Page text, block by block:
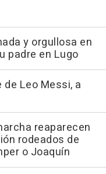
y orgullosa en
padre en Lugo
Leo Messi, a
reaparecen
rodeados de
o Joaquín